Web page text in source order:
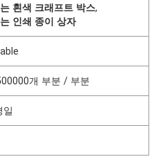
흰색 크래프트 박스,
인쇄 종이 상자
개 부분 / 부분
일